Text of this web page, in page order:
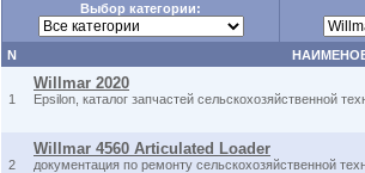
Выбор категории:
N
1
Willmar 2020
Epsilon, каталог запчастей сельскохозяйственной
2
Willmar 4560 Articulated Loader
документация по ремонту сельскохозяйственной